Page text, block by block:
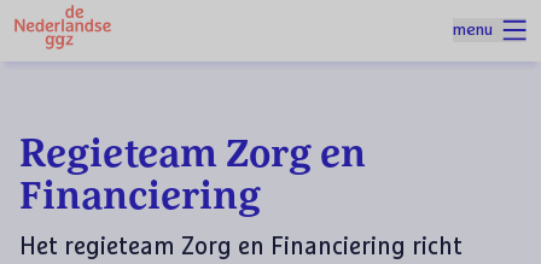
Spring naar hoofdinhoud
menu
Homepage
Regieteam Zorg en
Financiering
Het regieteam Zorg en Financiering richt